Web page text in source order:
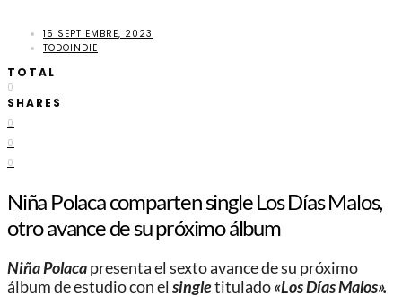
15 SEPTIEMBRE, 2023
TODOINDIE
TOTAL
0
SHARES
0
0
0
Niña Polaca comparten single Los Días Malos,
otro avance de su próximo álbum
Niña Polacapresenta el sexto avance de su próximo
álbum de estudio con el singletitulado«Los Días Malos».